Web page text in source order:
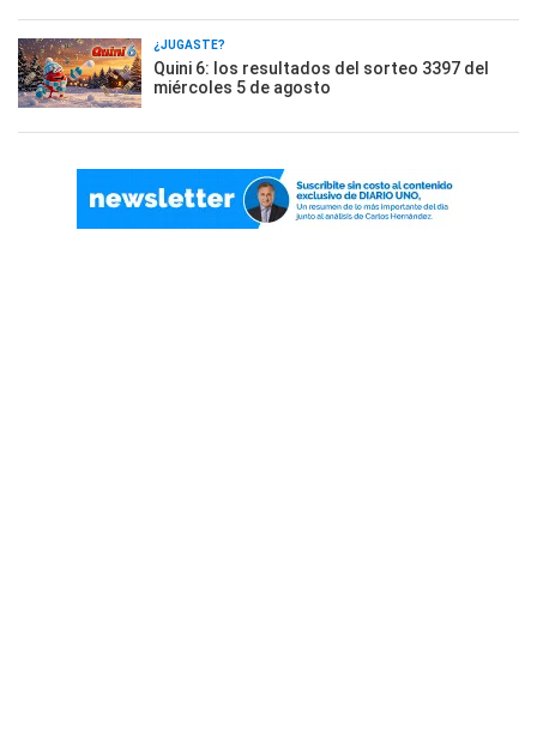
¿JUGASTE?
Quini 6: los resultados del sorteo 3397 del
miércoles 5 de agosto